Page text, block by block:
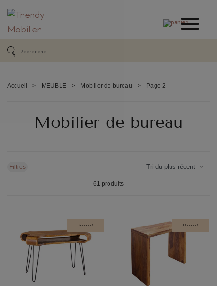
Accueil > MEUBLE > Mobilier de bureau > Page 2
Mobilier de bureau
Filtres
61 produits
Promo ! Promo !